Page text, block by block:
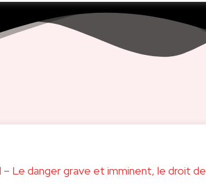
– Le danger grave et imminent, le droit de